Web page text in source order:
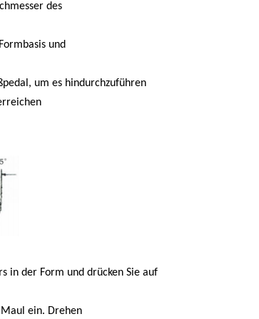
des
und
um es hindurchzuführen
in der Form und drücken Sie auf
ein. Drehen